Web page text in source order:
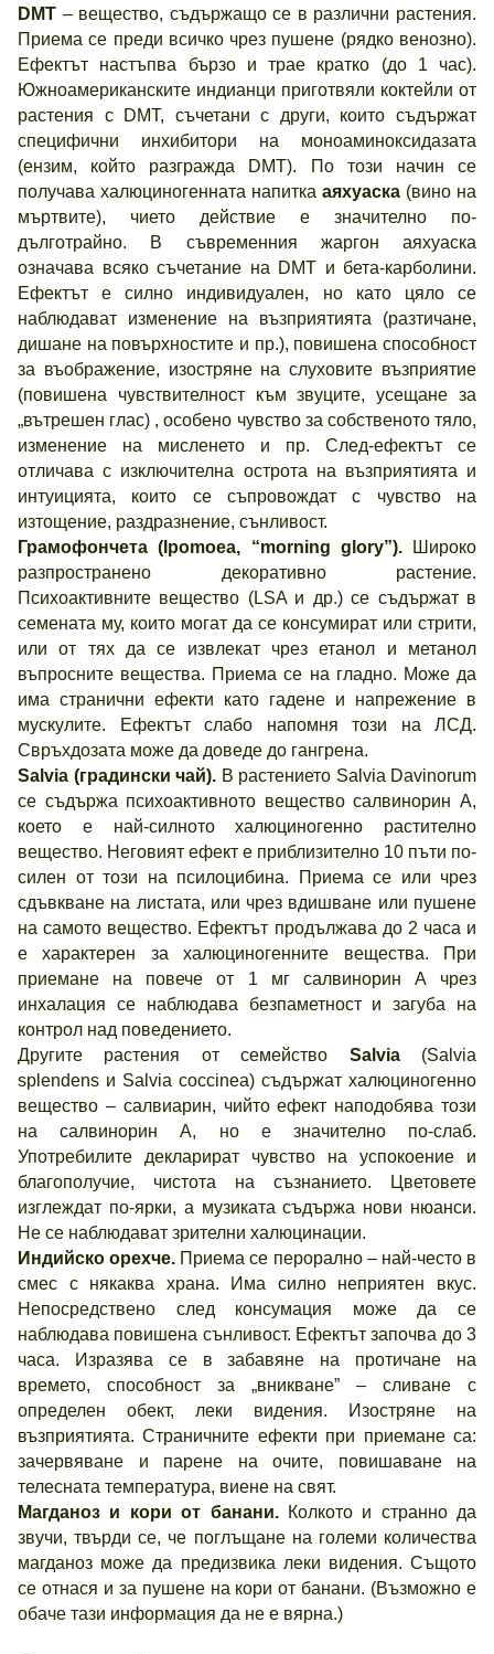
DMT – вещество, съдържащо се в различни растения.
Приема се преди всичко чрез пушене (рядко венозно).
Ефектът настъпва бързо и трае кратко (до 1 час).
Южноамериканските индианци приготвяли коктейли от
растения с DMT, съчетани с други, които съдържат
специфични инхибитори на моноаминоксидазата
(ензим, който разгражда DMT). По този начин се
получава халюциногенната напитка аяхуаска (вино на
мъртвите), чието действие е значително по-
дълготрайно. В съвременния жаргон аяхуаска
означава всяко съчетание на DMT и бета-карболини.
Ефектът е силно индивидуален, но като цяло се
наблюдават изменение на възприятията (разтичане,
дишане на повърхностите и пр.), повишена способност
за въображение, изостряне на слуховите възприятие
(повишена чувствителност към звуците, усещане за
„вътрешен глас) , особено чувство за собственото тяло,
изменение на мисленето и пр. След-ефектът се
отличава с изключителна острота на възприятията и
интуицията, които се съпровождат с чувство на
изтощение, раздразнение, сънливост.
Грамофончета (Ipomoea, “morning glory”).Широко
разпространено декоративно растение.
Психоактивните вещество (LSA и др.) се съдържат в
семената му, които могат да се консумират или стрити,
или от тях да се извлекат чрез етанол и метанол
въпросните вещества. Приема се на гладно. Може да
има странични ефекти като гадене и напрежение в
мускулите. Ефектът слабо напомня този на ЛСД.
Свръхдозата може да доведе до гангрена.
Salvia (градински чай). В растението Salvia Davinorum
се съдържа психоактивното вещество салвинорин А,
което е най-силното халюциногенно растително
вещество. Неговият ефект е приблизително 10 пъти по-
силен от този на псилоцибина. Приема се или чрез
сдъвкване на листата, или чрез вдишване или пушене
на самото вещество. Ефектът продължава до 2 часа и
е характерен за халюциногенните вещества. При
приемане на повече от 1 мг салвинорин А чрез
инхалация се наблюдава безпаметност и загуба на
контрол над поведението.
Другите растения от семейство Salvia(Salvia
splendens и Salvia coccinea) съдържат халюциногенно
вещество – салвиарин, чийто ефект наподобява този
на салвинорин А, но е значително по-слаб.
Употребилите декларират чувство на успокоение и
благополучие, чистота на съзнанието. Цветовете
изглеждат по-ярки, а музиката съдържа нови нюанси.
Не се наблюдават зрителни халюцинации.
Индийско орехче. Приема се перорално – най-често в
смес с някаква храна. Има силно неприятен вкус.
Непосредствено след консумация може да се
наблюдава повишена сънливост. Ефектът започва до 3
часа. Изразява се в забавяне на протичане на
времето, способност за „вникване” – сливане с
определен обект, леки видения. Изостряне на
възприятията. Страничните ефекти при приемане са:
зачервяване и парене на очите, повишаване на
телесната температура, виене на свят.
Магданоз и кори от банани.Колкото и странно да
звучи, твърди се, че поглъщане на големи количества
магданоз може да предизвика леки видения. Същото
се отнася и за пушене на кори от банани. (Възможно е
обаче тази информация да не е вярна.)